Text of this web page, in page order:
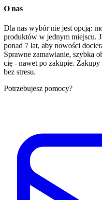
O nas
Dla nas wybór nie jest opcją:
produktów w jednym miejscu.
ponad 7 lat, aby nowości
Sprawne zamawianie, szybka
cię - nawet po zakupie. Zakupy
bez stresu.
Potrzebujesz pomocy?